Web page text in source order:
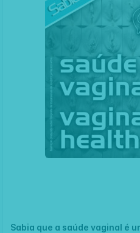
Sabia que a saúde vaginal é